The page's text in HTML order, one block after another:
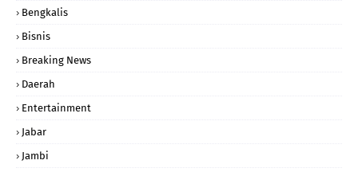
Bengkalis
Bisnis
Breaking News
Daerah
Entertainment
Jabar
Jambi